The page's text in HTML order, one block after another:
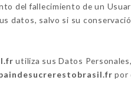
del fallecimiento de un
datos, salvo si su
utiliza sus Datos
por